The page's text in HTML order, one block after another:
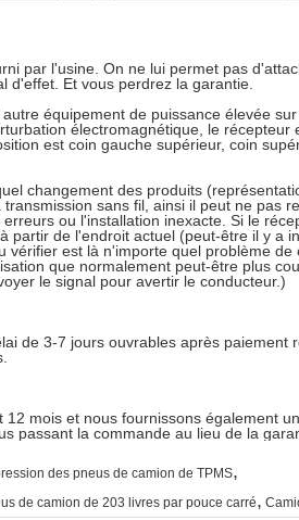
par l'usine. On ne lui permet pas
d'effet. Et vous perdrez la garantie.
équipement de puissance élevée
électromagnétique, le
est coin gauche supérieur, coin
changement des produits
sans fil, ainsi il peut ne pas
ou l'installation inexacte. Si le
partir de l'endroit actuel (peut-être il y a
vérifier est là n'importe quel problème
que normalement peut-être plus
le signal pour avertir le conducteur.)
de 3-7 jours ouvrables après paiement
mois et nous fournissons également
passant la commande au lieu de la
des pneus de camion de TPMS,
de camion de 203 livres par pouce carré,